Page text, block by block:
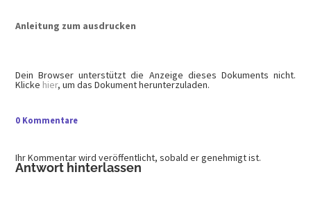
Anleitung zum ausdrucken
Dein Browser unterstützt die Anzeige dieses Dokuments nicht.
Klicke hier, um das Dokument herunterzuladen.
0 Kommentare
Ihr Kommentar wird veröffentlicht, sobald er genehmigt ist.
Antwort hinterlassen